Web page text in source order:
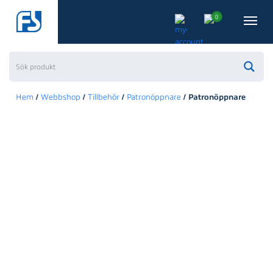
0
Hem / Webbshop / Tillbehör / Patronöppnare / Patronöppnare